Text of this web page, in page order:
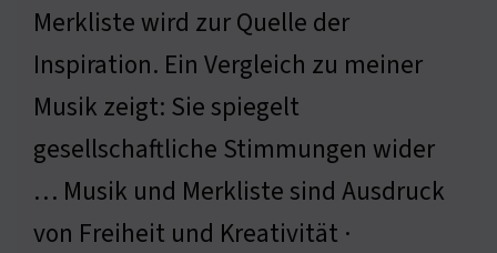
Merkliste wird zur Quelle der
Inspiration. Ein Vergleich zu meiner
Musik zeigt: Sie spiegelt
gesellschaftliche Stimmungen wider
… Musik und Merkliste sind Ausdruck
von Freiheit und Kreativität ·